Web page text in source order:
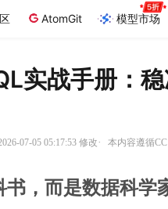
AtomGit 模型市场
实战手册：
07-05 05:17:53 修改· 本内容遵循
书，而是数据科学